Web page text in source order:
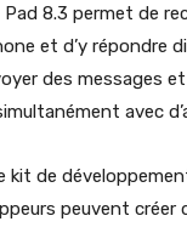
8.3 permet de
et d’y répondre
des messages
avec
kit de
peuvent